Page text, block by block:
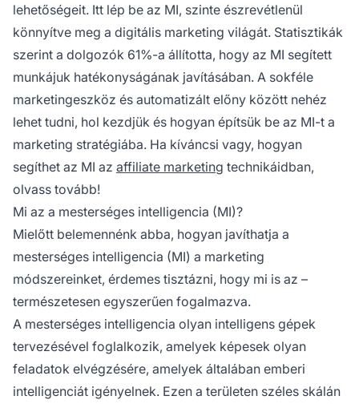
lehetőségeit. Itt lép be az MI, szinte észrevétlenül
könnyítve meg a digitális marketing világát. Statisztikák
szerint a dolgozók 61%-a állította, hogy az MI segített
munkájuk hatékonyságának javításában. A sokféle
marketingeszköz és automatizált előny között nehéz
lehet tudni, hol kezdjük és hogyan építsük be az MI-t a
marketing stratégiába. Ha kíváncsi vagy, hogyan
segíthet az MI az affiliate marketing technikáidban,
olvass tovább!
Mi az a mesterséges intelligencia (MI)?
Mielőtt belemennénk abba, hogyan javíthatja a
mesterséges intelligencia (MI) a marketing
módszereinket, érdemes tisztázni, hogy mi is az –
természetesen egyszerűen fogalmazva.
A mesterséges intelligencia olyan intelligens gépek
tervezésével foglalkozik, amelyek képesek olyan
feladatok elvégzésére, amelyek általában emberi
intelligenciát igényelnek. Ezen a területen széles skálán